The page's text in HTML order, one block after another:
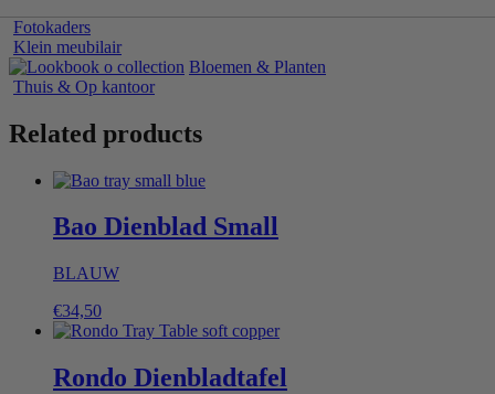
Fotokaders
Klein meubilair
Bloemen & Planten
Thuis & Op kantoor
Related products
Bao Dienblad Small
BLAUW
€34,50
Rondo Dienbladtafel